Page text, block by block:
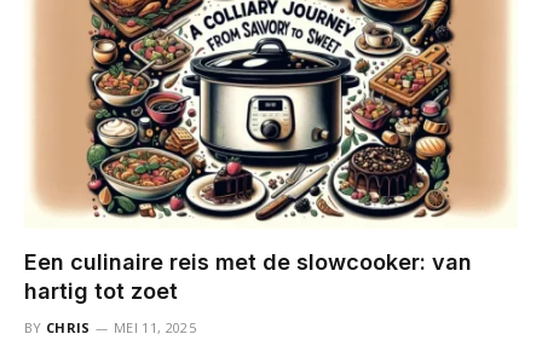
Een culinaire reis met de slowcooker: van
hartig tot zoet
BY CHRIS MEI 11, 2025